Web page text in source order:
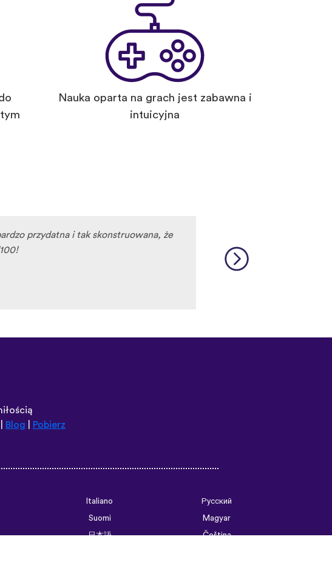
Nauka oparta na grach jest zabawna i
intuicyjna
przydatna i tak skonstruowana, że
Blog Pobierz
Italiano
Русский
Suomi
Magyar
日本語
Čeština